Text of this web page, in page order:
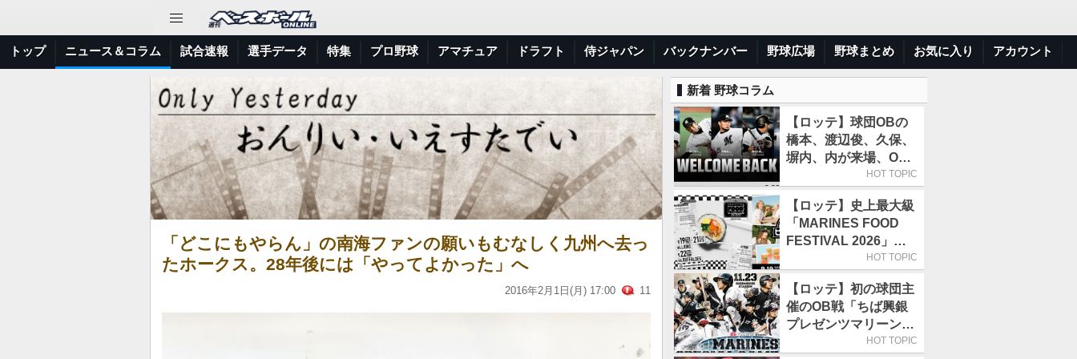
トップ ニュース＆コラム 試合速報 選手データ 特集 プロ野球 アマチュア ドラフト 侍ジャパン バックナンバー 野球広場 野球まとめ お気に入り アカウント
「どこにもやらん」の南海ファンの願いもむなしく九州へ去っ
たホークス。28年後には「やってよかった」へ
2016年2月1日(月) 17:00 11
新着 野球コラム
【ロッテ】球団OBの
橋本、渡辺俊、久保、
塀内、内が来場、OB
解説も／9月22日開催
HOT TOPIC
【ロッテ】史上最大級
「MARINES FOOD
FESTIVAL 2026」第4
弾「KOREAN
日／初日はビール半額
デー
HOT TOPIC
【ロッテ】初の球団主
催のOB戦「ちば興銀
プレゼンツマリーンズ
スペシャルゲームHOT TOPIC